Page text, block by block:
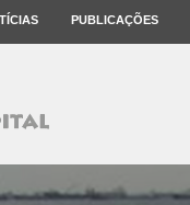
PUBLICAÇÕES